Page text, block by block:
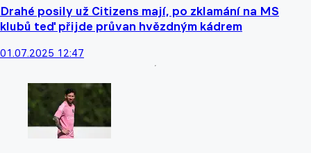
Drahé posily už Citizens mají, po zklamání na MS
klubů teď přijde průvan hvězdným kádrem
01.07.2025 12:47